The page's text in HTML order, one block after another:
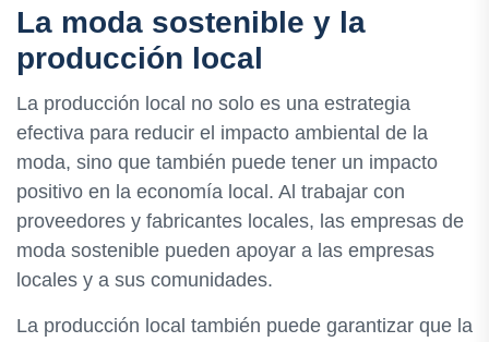
La moda sostenible y la
producción local
La producción local no solo es una estrategia
efectiva para reducir el impacto ambiental de la
moda, sino que también puede tener un impacto
positivo en la economía local. Al trabajar con
proveedores y fabricantes locales, las empresas de
moda sostenible pueden apoyar a las empresas
locales y a sus comunidades.
La producción local también puede garantizar que la